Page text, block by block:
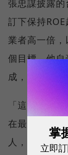
張忠謀披露
訂下保持
業者高一倍
個目標。他
成，2010年
「這是非常
在最後幽自
人，是我老
掌
立即